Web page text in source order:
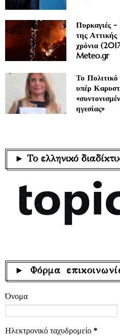
Πυρκαγιές
της Αττικής
χρόνια
Meteo.gr
Το
υπέρ
ηγεσίας»
► Το ελληνικό
► Φόρμα
Όνομα
Ηλεκτρονικό ταχυδρομείο *